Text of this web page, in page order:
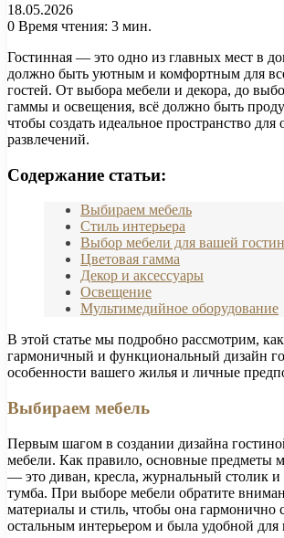
18.05.2026
0 Время чтения: 3 мин.
Гостинная — это одно из главных мест в
должно быть уютным и комфортным для
гостей. От выбора мебели и декора, до
гаммы и освещения, всё должно быть
чтобы создать идеальное пространство для
развлечений.
Содержание статьи:
Выбираем мебель
Стиль интерьера
Выбор мебели для вашей
Цветовая гамма
Декор и аксессуары
Освещение
Мультимедийное оборудование
В этой статье мы подробно рассмотрим, как
гармоничный и функциональный дизайн
особенности вашего жилья и личные
Выбираем мебель
Первым шагом в создании дизайна
мебели. Как правило, основные предметы
— это диван, кресла, журнальный столик и
тумба. При выборе мебели обратите
материалы и стиль, чтобы она гармонично
остальным интерьером и была удобной для